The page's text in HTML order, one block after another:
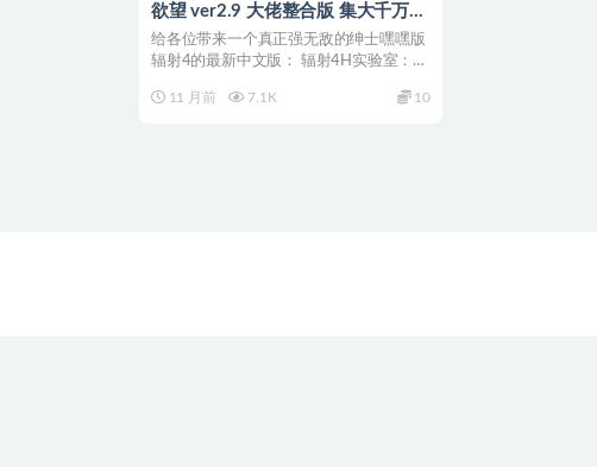
欲望 ver2.9 大佬整合版 集大千万作
mod 600本+400G
给各位带来一个真正强无敌的绅士嘿嘿版
辐射4的最新中文版： 辐射4H实验室：在
11 月前
7.1K 10